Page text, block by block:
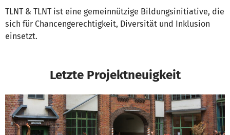
TLNT & TLNT ist eine gemeinnützige Bildungsinitiative, die
sich für Chancengerechtigkeit, Diversität und Inklusion
einsetzt.
Letzte Projektneuigkeit